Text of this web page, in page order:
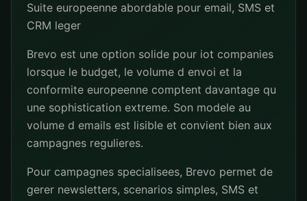
Suite europeenne abordable pour email, SMS et
CRM leger
Brevo est une option solide pour iot companies
lorsque le budget, le volume d envoi et la
conformite europeenne comptent davantage qu
une sophistication extreme. Son modele au
volume d emails est lisible et convient bien aux
campagnes regulieres.
Pour campagnes specialisees, Brevo permet de
gerer newsletters, scenarios simples, SMS et